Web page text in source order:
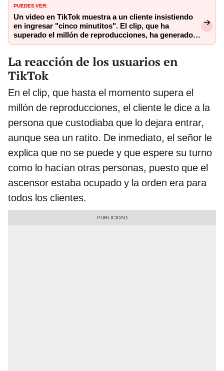
PUEDES VER:
​Un video en TikTok muestra a un cliente insistiendo
en ingresar "cinco minutitos". El clip, que ha
superado el millón de reproducciones, ha generado
numerosos comentarios de usuarios.
La reacción de los usuarios en
TikTok
En el clip, que hasta el momento supera el
millón de reproducciones, el cliente le dice a la
persona que custodiaba que lo dejara entrar,
aunque sea un ratito. De inmediato, el señor le
explica que no se puede y que espere su turno
como lo hacían otras personas, puesto que el
ascensor estaba ocupado y la orden era para
todos los clientes.